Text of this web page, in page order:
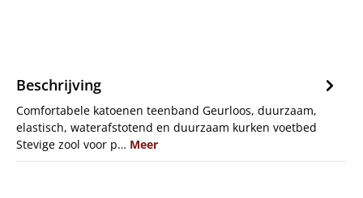
Beschrijving
Comfortabele katoenen teenband Geurloos, duurzaam,
elastisch, waterafstotend en duurzaam kurken voetbed
Stevige zool voor p… Meer